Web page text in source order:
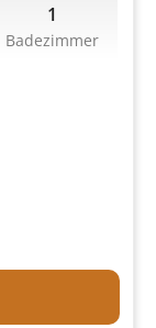
1
Badezimmer